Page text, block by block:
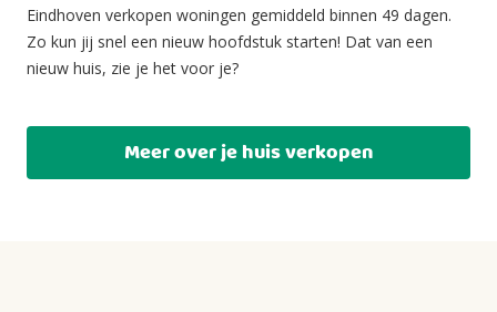
Eindhoven verkopen woningen gemiddeld binnen 49 dagen.
Zo kun jij snel een nieuw hoofdstuk starten! Dat van een
nieuw huis, zie je het voor je?
Meer over je huis verkopen